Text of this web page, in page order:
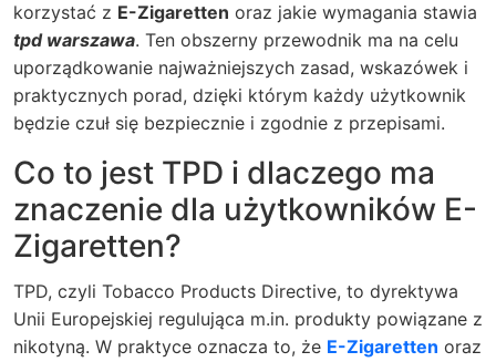
korzystać z E-Zigaretten oraz jakie wymagania stawia
tpd warszawa. Ten obszerny przewodnik ma na celu
uporządkowanie najważniejszych zasad, wskazówek i
praktycznych porad, dzięki którym każdy użytkownik
będzie czuł się bezpiecznie i zgodnie z przepisami.
Co to jest TPD i dlaczego ma
znaczenie dla użytkowników E-
Zigaretten?
TPD, czyli Tobacco Products Directive, to dyrektywa
Unii Europejskiej regulująca m.in. produkty powiązane z
nikotyną. W praktyce oznacza to, że E-Zigaretten oraz